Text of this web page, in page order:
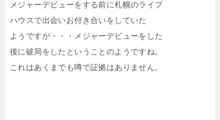
メジャーデビューをする前に札幌のライブ
ハウスで出会いお付き合いをしていた
ようですが・・・メジャーデビューをした
後に破局をしたということのようですね。
これはあくまでも噂で証拠はありません。